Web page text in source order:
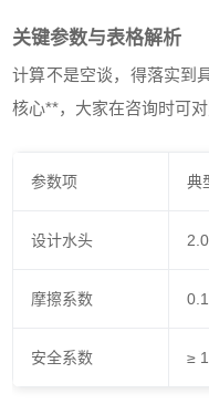
关键参数与表格解析
计算不是空谈，得落实到
核心**，大家在咨询时可对
参数项 典
设计水头
摩擦系数
安全系数 ≥